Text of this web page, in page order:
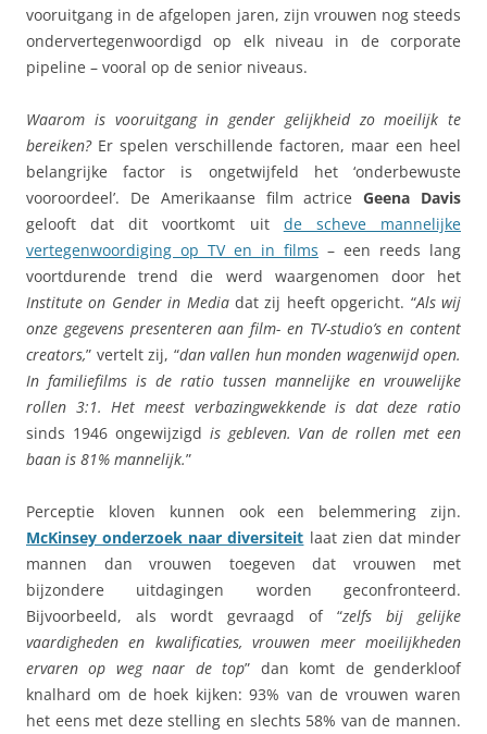
vooruitgang in de afgelopen jaren, zijn vrouwen nog steeds
ondervertegenwoordigd op elk niveau in de corporate
pipeline – vooral op de senior niveaus.
Waarom is vooruitgang in gender gelijkheid zo moeilijk te
bereiken?Er spelen verschillende factoren, maar een heel
belangrijke factor is ongetwijfeld het ‘onderbewuste
vooroordeel’. De Amerikaanse film actriceGeena Davis
gelooft dat dit voortkomt uit de scheve mannelijke
vertegenwoordiging op TV en in films – een reeds lang
voortdurende trend die werd waargenomen door het
Institute on Gender in Mediadat zij heeft opgericht. “Als wij
onze gegevens presenteren aan film- en TV-studio’s en content
creators,” vertelt zij, “dan vallen hun monden wagenwijd open.
In familiefilms is de ratio tussen mannelijke en vrouwelijke
rollen 3:1. Het meest verbazingwekkende is dat deze ratio
sinds 1946 ongewijzigd is gebleven. Van de rollen met een
baan is 81% mannelijk.”
Perceptie kloven kunnen ook een belemmering zijn.
McKinsey onderzoek naar diversiteit laat zien dat minder
mannen dan vrouwen toegeven dat vrouwen met
bijzondere uitdagingen worden geconfronteerd.
Bijvoorbeeld, als wordt gevraagd of “zelfs bij gelijke
vaardigheden en kwalificaties, vrouwen meer moeilijkheden
ervaren op weg naar de top” dan komt de genderkloof
knalhard om de hoek kijken: 93% van de vrouwen waren
het eens met deze stelling en slechts 58% van de mannen.